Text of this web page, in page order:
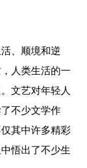
、顺境和逆
人类生活的一
文艺对年轻人
不少文学作
其中许多精彩
悟出了不少生